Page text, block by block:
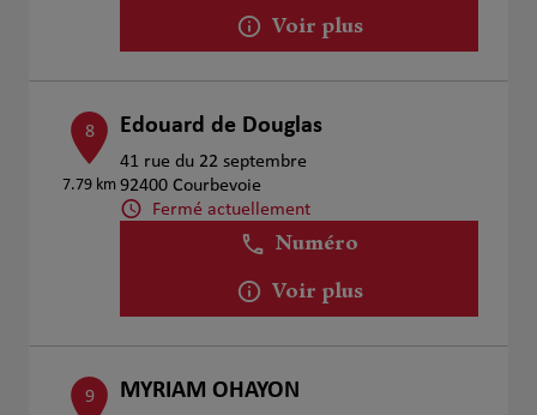
Voir plus
8
7.79 km
Edouard de Douglas
41 rue du 22 septembre
92400 Courbevoie
Fermé actuellement
Numéro
Voir plus
9 MYRIAM OHAYON